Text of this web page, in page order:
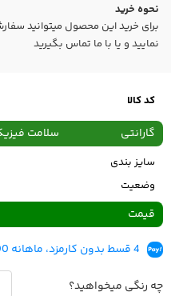
نحوه خرید
برای خرید این محصول میتوانید
نمایید و یا با ما تماس بگیرید
کد کالا
گارانتی سلامت فیزیکی،48 ساعت
سایز بندی
وضعیت
قیمت
4 قسط بدون کارمزد، ماهانه 899,500 تومان
چه رنگی میخواهید؟